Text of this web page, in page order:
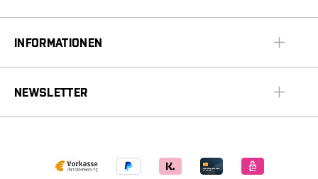
INFORMATIONEN
NEWSLETTER